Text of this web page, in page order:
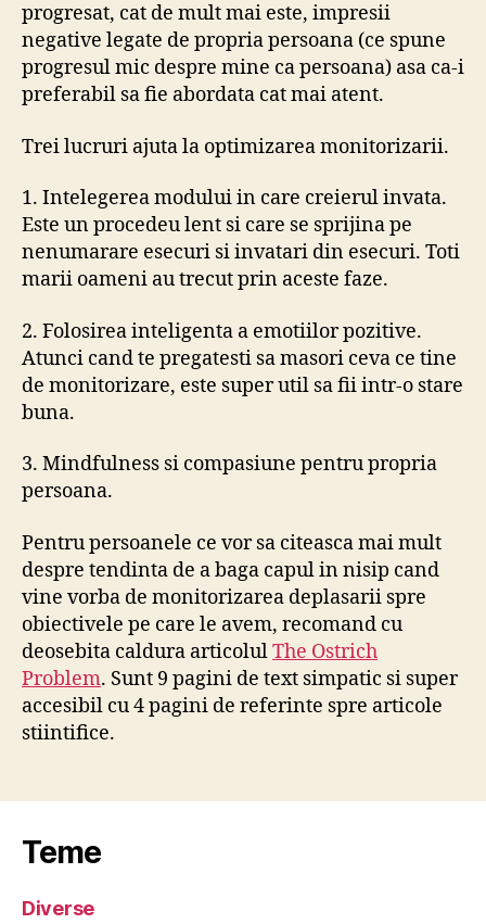
progresat, cat de mult mai este, impresii
negative legate de propria persoana (ce spune
progresul mic despre mine ca persoana) asa ca-i
preferabil sa fie abordata cat mai atent.
Trei lucruri ajuta la optimizarea monitorizarii.
1. Intelegerea modului in care creierul invata.
Este un procedeu lent si care se sprijina pe
nenumarare esecuri si invatari din esecuri. Toti
marii oameni au trecut prin aceste faze.
2. Folosirea inteligenta a emotiilor pozitive.
Atunci cand te pregatesti sa masori ceva ce tine
de monitorizare, este super util sa fii intr-o stare
buna.
3. Mindfulness si compasiune pentru propria
persoana.
Pentru persoanele ce vor sa citeasca mai mult
despre tendinta de a baga capul in nisip cand
vine vorba de monitorizarea deplasarii spre
obiectivele pe care le avem, recomand cu
deosebita caldura articolulThe Ostrich
Problem. Sunt 9 pagini de text simpatic si super
accesibil cu 4 pagini de referinte spre articole
stiintifice.
Teme
Diverse